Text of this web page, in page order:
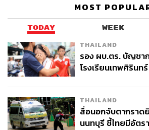
MOST
TODAY WEEK
THAILAND
รอง ผบ.ตร. บัญชา
โรงเรียนเทพศิรินท
THAILAND
สื่อนอกจับตากราด
นนทบุรี ชี้ไทยมีอัตร